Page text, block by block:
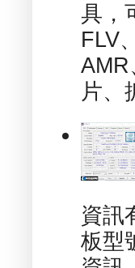
具，
FLV
AMR
片、
資訊
板型